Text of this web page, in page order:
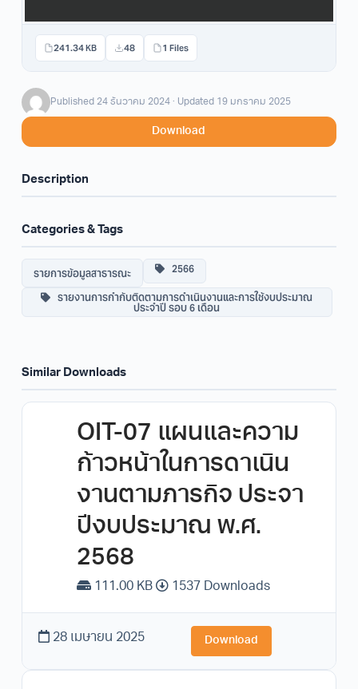
241.34 KB 48 1 Files
Published 24 ธันวาคม 2024 · Updated 19 มกราคม 2025
Download
Description
Categories & Tags
รายการข้อมูลสาธารณะ
2566
รายงานการกำกับติดตามการดำเนินงานและการใช้งบประมาณ
ประจำปี รอบ 6 เดือน
Similar Downloads
OIT-07 แผนและความ
ก้าวหน้าในการดาเนิน
งานตามภารกิจ ประจา
ปีงบประมาณ พ.ศ.
2568
111.00 KB 1537 Downloads
28 เมษายน 2025 Download